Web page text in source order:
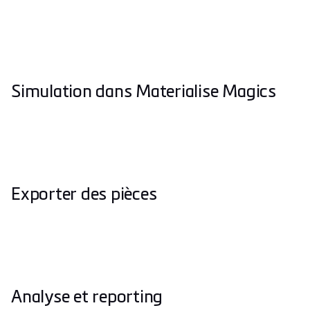
Simulation dans Materialise Magics
Exporter des pièces
Analyse et reporting